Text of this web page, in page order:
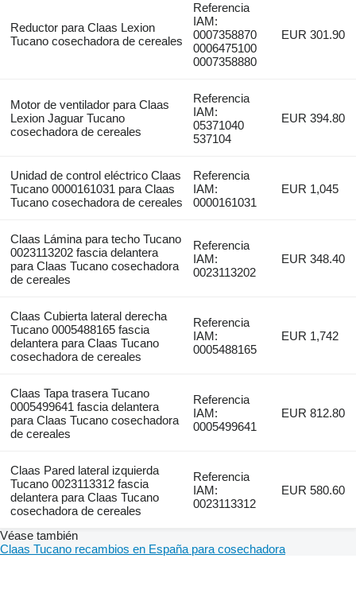
Reductor para Claas Lexion
Tucano cosechadora de cereales
Referencia
IAM:
0007358870
0006475100
0007358880
EUR 301.90
Motor de ventilador para Claas
Lexion Jaguar Tucano
cosechadora de cereales
Referencia
IAM:
05371040
537104
EUR 394.80
Unidad de control eléctrico Claas
Tucano 0000161031 para Claas
Tucano cosechadora de cereales
Referencia
IAM:
0000161031
EUR 1,045
Claas Lámina para techo Tucano
0023113202 fascia delantera
para Claas Tucano cosechadora
de cereales
Referencia
IAM:
0023113202
EUR 348.40
Claas Cubierta lateral derecha
Tucano 0005488165 fascia
delantera para Claas Tucano
cosechadora de cereales
Referencia
IAM:
0005488165
EUR 1,742
Claas Tapa trasera Tucano
0005499641 fascia delantera
para Claas Tucano cosechadora
de cereales
Referencia
IAM:
0005499641
EUR 812.80
Claas Pared lateral izquierda
Tucano 0023113312 fascia
delantera para Claas Tucano
cosechadora de cereales
Referencia
IAM:
0023113312
EUR 580.60
Véase también
Claas Tucano recambios en España para cosechadora